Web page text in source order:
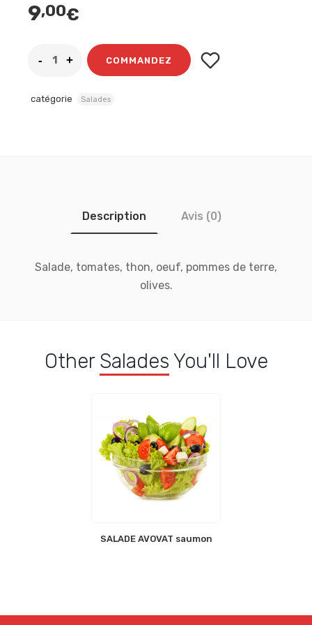
9,00€
COMMANDEZ
catégorie Salades
Description Avis (0)
Salade, tomates, thon, oeuf, pommes de terre,
olives.
Other Salades You'll Love
SALADE AVOVAT saumon